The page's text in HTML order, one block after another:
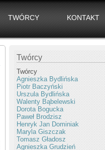
TWÓRCY KONTAKT
Twórcy
Twórcy
Agnieszka Bydlińska
Piotr Baczyński
Urszula Bydlińska
Walenty Bąbelewski
Dorota Bogucka
Paweł Brodzisz
Henryk Jan Dominiak
Maryla Giszczak
Tomasz Gładosz
Agnieszka Grudzień